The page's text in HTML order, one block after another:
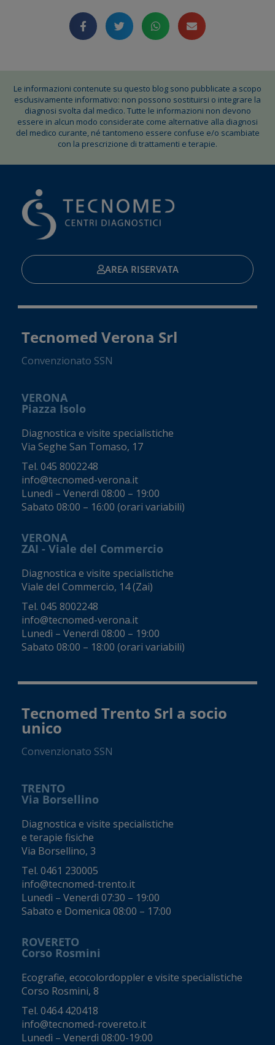
Le informazioni contenute su questo blog sono pubblicate a scopo
esclusivamente informativo: non possono sostituirsi o integrare la
diagnosi svolta dal medico. Tutte le informazioni non devono
essere in alcun modo considerate come alternative alla diagnosi
del medico curante, né tantomeno essere confuse e/o scambiate
con la prescrizione di trattamenti e terapie.
AREA RISERVATA
Tecnomed Verona Srl
Convenzionato SSN
VERONA
Piazza Isolo
Diagnostica e visite specialistiche
Via Seghe San Tomaso, 17
Tel. 045 8002248
info@tecnomed-verona.it
Lunedì – Venerdì 08:00 – 19:00
Sabato 08:00 – 16:00 (orari variabili)
VERONA
ZAI - Viale del Commercio
Diagnostica e visite specialistiche
Viale del Commercio, 14 (Zai)
Tel. 045 8002248
info@tecnomed-verona.it
Lunedì – Venerdì 08:00 – 19:00
Sabato 08:00 – 18:00 (orari variabili)
Tecnomed Trento Srl a socio
unico
Convenzionato SSN
TRENTO
Via Borsellino
Diagnostica e visite specialistiche
e terapie fisiche
Via Borsellino, 3
Tel. 0461 230005
info@tecnomed-trento.it
Lunedì – Venerdì 07:30 – 19:00
Sabato e Domenica 08:00 – 17:00
ROVERETO
Corso Rosmini
Ecografie, ecocolordoppler e visite specialistiche
Corso Rosmini, 8
Tel. 0464 420418
info@tecnomed-rovereto.it
Lunedì – Venerdì 08:00-19:00